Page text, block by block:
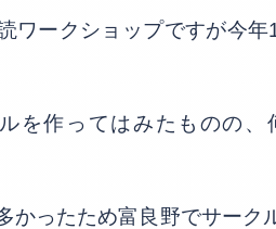
ワークショップですが今
を作ってはみたものの、
かったため富良野でサーク